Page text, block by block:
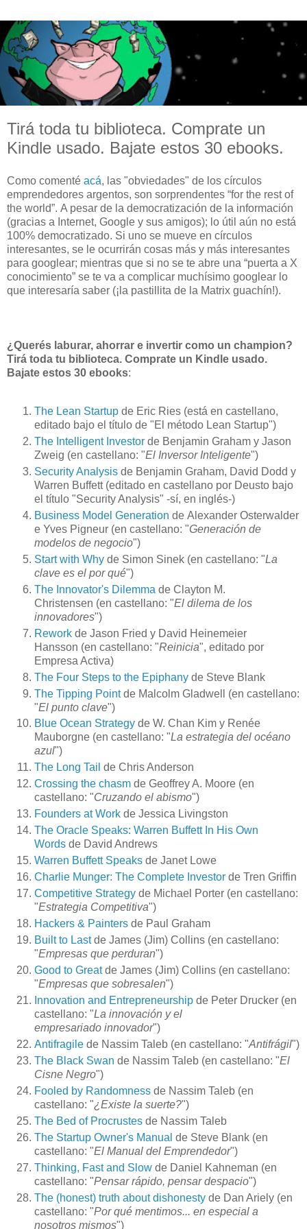
Tirá toda tu biblioteca. Comprate un
Kindle usado. Bajate estos 30 ebooks.
Como comenté acá, las "obviedades" de los círculos
emprendedores argentos, son sorprendentes “for the rest of
the world”. A pesar de la democratización de la información
(gracias a Internet, Google y sus amigos); lo útil aún no está
100% democratizado. Si uno se mueve en círculos
interesantes, se le ocurrirán cosas más y más interesantes
para googlear; mientras que si no se te abre una “puerta a X
conocimiento” se te va a complicar muchísimo googlear lo
que interesaría saber (¡la pastillita de la Matrix guachín!).
¿Querés laburar, ahorrar e invertir como un champion?
Tirá toda tu biblioteca. Comprate un Kindle usado.
Bajate estos 30 ebooks:
The Lean Startup de Eric Ries (está en castellano,
editado bajo el título de "El método Lean Startup")
The Intelligent Investor de Benjamin Graham y Jason
Zweig (en castellano: "El Inversor Inteligente")
Security Analysis de Benjamin Graham, David Dodd y
Warren Buffett (editado en castellano por Deusto bajo
el título "Security Analysis" -sí, en inglés-)
Business Model Generation de Alexander Osterwalder
e Yves Pigneur (en castellano: "Generación de
modelos de negocio")
Start with Why de Simon Sinek (en castellano: "La
clave es el por qué")
The Innovator's Dilemma de Clayton M.
Christensen (en castellano: "El dilema de los
innovadores")
Rework de Jason Fried y David Heinemeier
Hansson (en castellano: "Reinicia", editado por
Empresa Activa)
The Four Steps to the Epiphany de Steve Blank
The Tipping Pointde Malcolm Gladwell (en castellano:
"El punto clave")
Blue Ocean Strategy de W. Chan Kim y Renée
Mauborgne (en castellano: "La estrategia del océano
azul")
The Long Tail de Chris Anderson
Crossing the chasm de Geoffrey A. Moore (en
castellano: "Cruzando el abismo")
Founders at Work de Jessica Livingston
The Oracle Speaks: Warren Buffett In His Own
Words de David Andrews
Warren Buffett Speaks de Janet Lowe
Charlie Munger: The Complete Investor de Tren Griffin
Competitive Strategy de Michael Porter (en castellano:
"Estrategia Competitiva")
Hackers & Painters de Paul Graham
Built to Lastde James (Jim) Collins (en castellano:
"Empresas que perduran")
Good to Greatde James (Jim) Collins (en castellano:
"Empresas que sobresalen")
Innovation and Entrepreneurship de Peter Drucker (en
castellano: "La innovación y el
empresariado innovador")
Antifragile de Nassim Taleb (en castellano: "Antifrágil")
The Black Swan de Nassim Taleb (en castellano: "El
Cisne Negro")
Fooled by Randomness de Nassim Taleb (en
castellano: "¿Existe la suerte?")
The Bed of Procrustes de Nassim Taleb
The Startup Owner's Manual de Steve Blank (en
castellano: "El Manual del Emprendedor")
Thinking, Fast and Slow de Daniel Kahneman (en
castellano: "Pensar rápido, pensar despacio")
The (honest) truth about dishonesty de Dan Ariely (en
castellano: "Por qué mentimos... en especial a
nosotros mismos")